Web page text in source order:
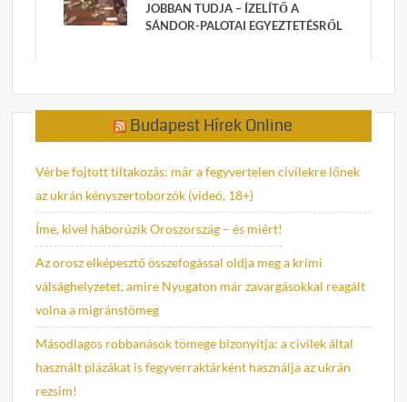
JOBBAN TUDJA – ÍZELÍTŐ A
SÁNDOR-PALOTAI EGYEZTETÉSRŐL
Budapest Hírek Online
Vérbe fojtott tiltakozás: már a fegyvertelen civilekre lőnek
az ukrán kényszertoborzók (videó, 18+)
Íme, kivel háborúzik Oroszország – és miért!
Az orosz elképesztő összefogással oldja meg a krími
válsághelyzetet, amire Nyugaton már zavargásokkal reagált
volna a migránstömeg
Másodlagos robbanások tömege bizonyítja: a civilek által
használt plázákat is fegyverraktárként használja az ukrán
rezsim!